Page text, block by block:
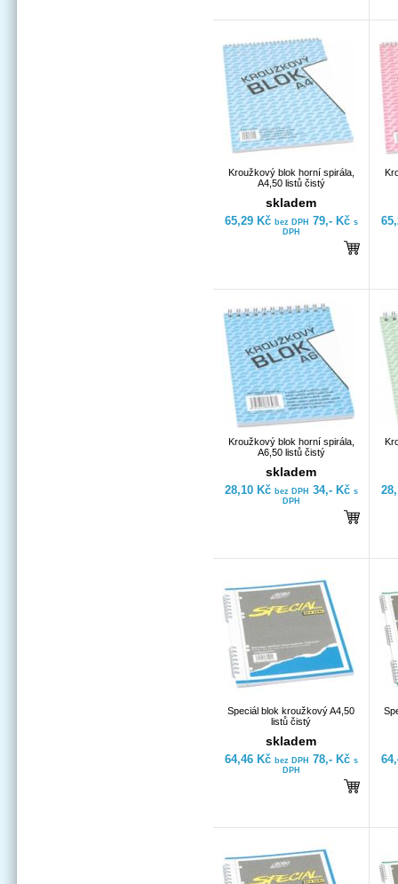
Kroužkový blok horní spirála,
A4,50 listů čistý
skladem
65,29 Kč bez DPH 79,- Kč s
DPH
Kroužkový blok horní spirála,
A6,50 listů čistý
skladem
28,10 Kč bez DPH 34,- Kč s
DPH
Speciál blok kroužkový A4,50
listů čistý
skladem
64,46 Kč bez DPH 78,- Kč s
DPH